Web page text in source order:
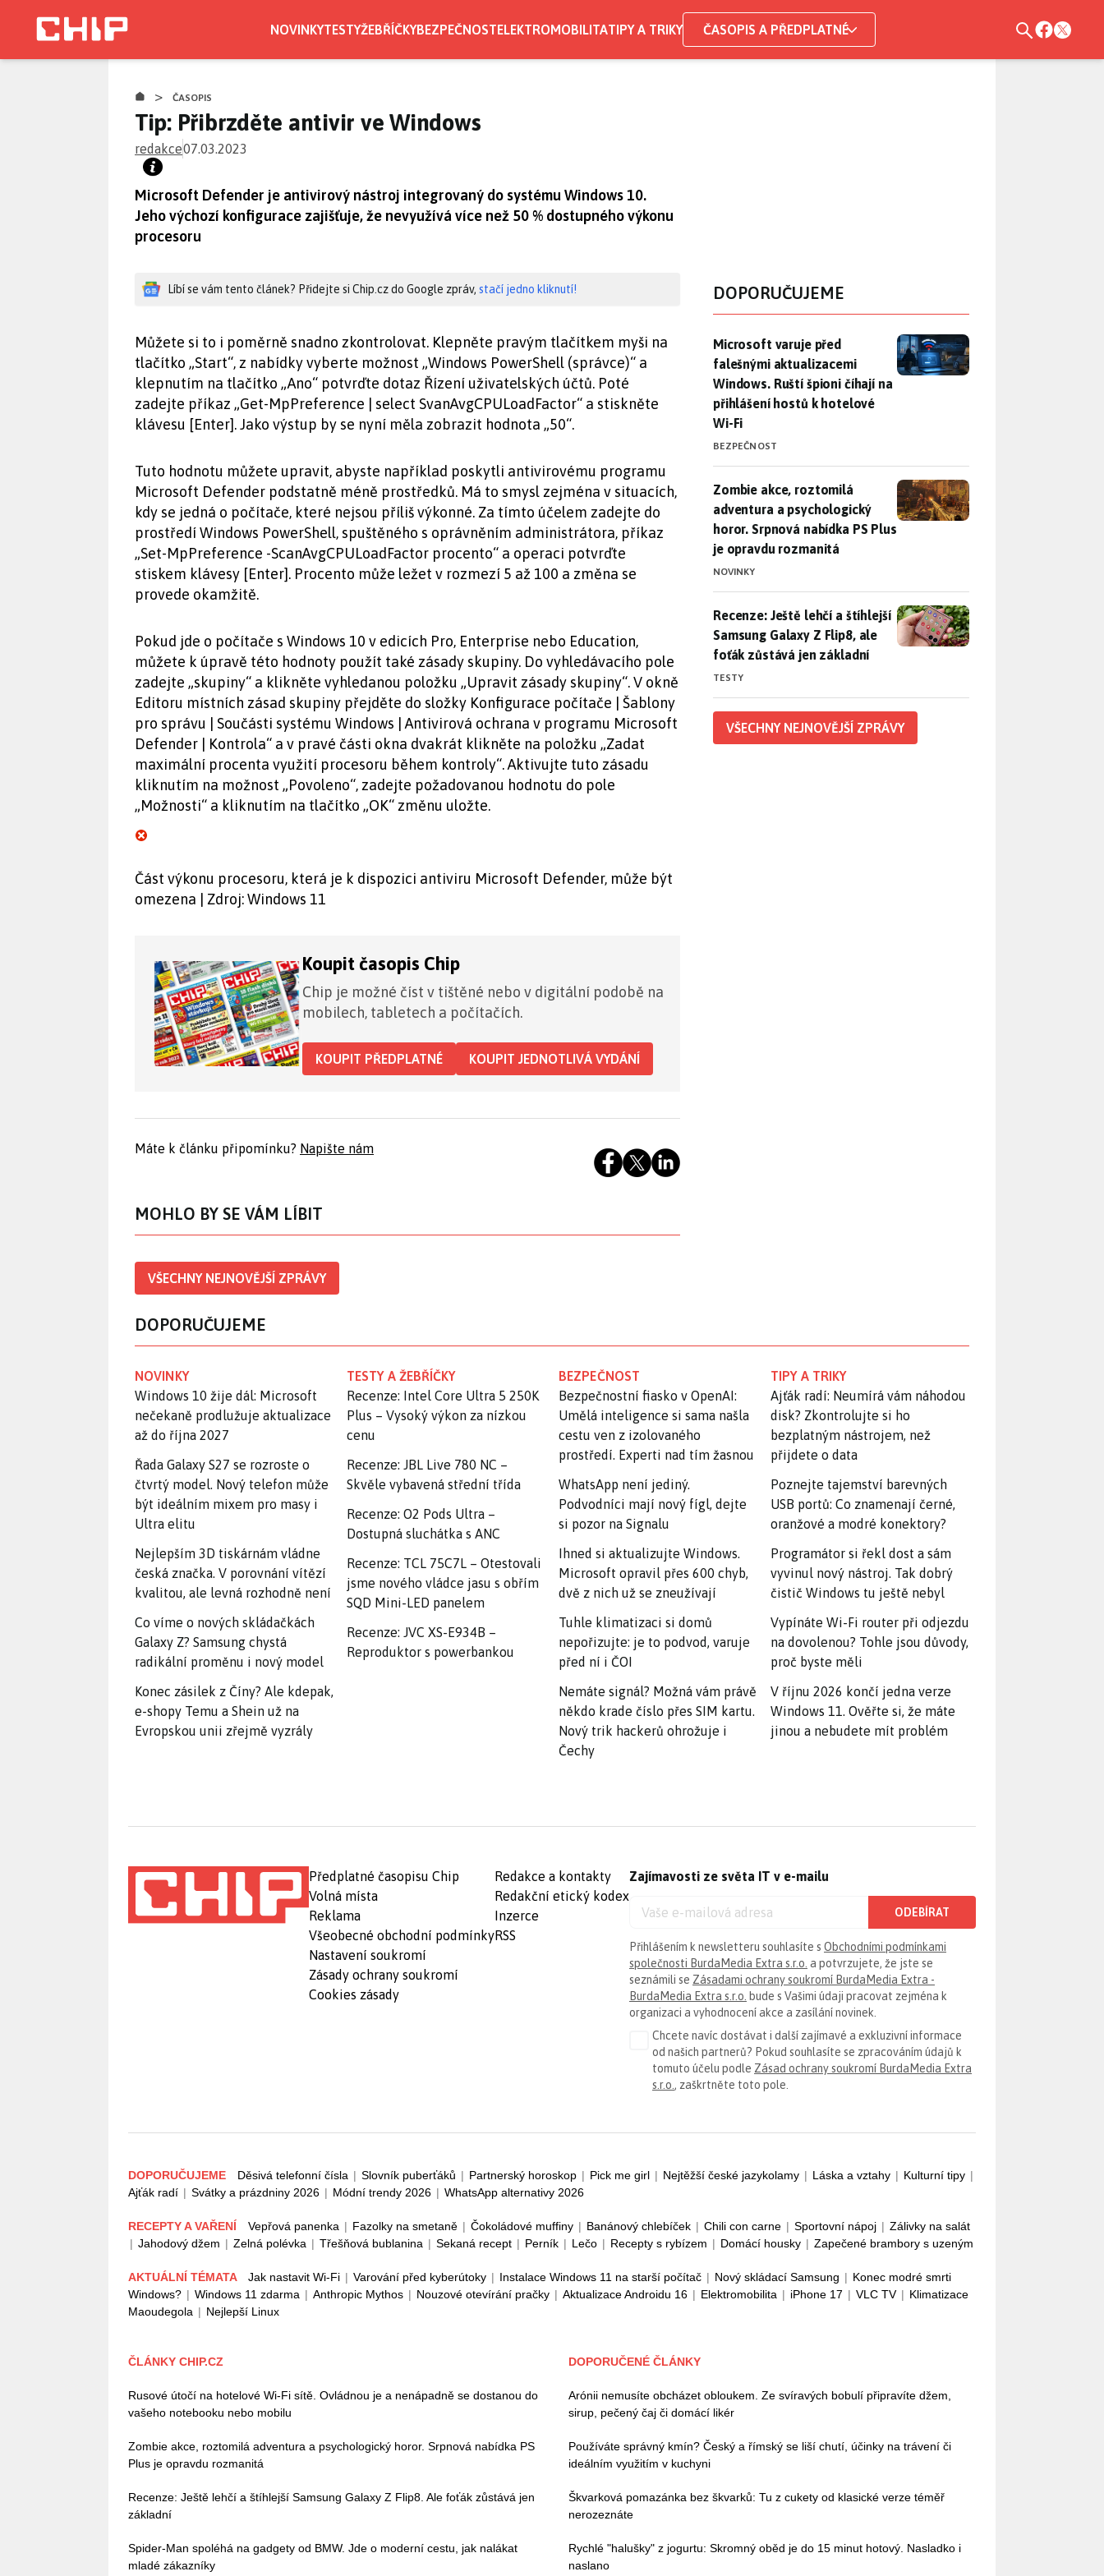
NOVINKYTESTYŽEBŘÍČKYBEZPEČNOSTELEKTROMOBILITATIPY A TRIKY ČASOPIS A PŘEDPLATNÉ
> ČASOPIS
Tip: Přibrzděte antivir ve Windows
redakce07.03.2023
Microsoft Defender je antivirový nástroj integrovaný do systému Windows 10.
Jeho výchozí konfigurace zajišťuje, že nevyužívá více než 50 % dostupného výkonu
procesoru
Líbí se vám tento článek? Přidejte si Chip.cz do Google zpráv, stačí jedno kliknutí!
Můžete si to i poměrně snadno zkontrolovat. Klepněte pravým tlačítkem myši na
tlačítko „Start“, z nabídky vyberte možnost „Windows PowerShell (správce)“ a
klepnutím na tlačítko „Ano“ potvrďte dotaz Řízení uživatelských účtů. Poté
zadejte příkaz „Get-MpPreference | select SvanAvgCPULoadFactor“ a stiskněte
klávesu [Enter]. Jako výstup by se nyní měla zobrazit hodnota „50“.
Tuto hodnotu můžete upravit, abyste například poskytli antivirovému programu
Microsoft Defender podstatně méně prostředků. Má to smysl zejména v situacích,
kdy se jedná o počítače, které nejsou příliš výkonné. Za tímto účelem zadejte do
prostředí Windows PowerShell, spuštěného s oprávněním administrátora, příkaz
„Set-MpPreference -ScanAvgCPULoadFactor procento“ a operaci potvrďte
stiskem klávesy [Enter]. Procento může ležet v rozmezí 5 až 100 a změna se
provede okamžitě.
Pokud jde o počítače s Windows 10 v edicích Pro, Enterprise nebo Education,
můžete k úpravě této hodnoty použít také zásady skupiny. Do vyhledávacího pole
zadejte „skupiny“ a klikněte vyhledanou položku „Upravit zásady skupiny“. V okně
Editoru místních zásad skupiny přejděte do složky Konfigurace počítače | Šablony
pro správu | Součásti systému Windows | Antivirová ochrana v programu Microsoft
Defender | Kontrola“ a v pravé části okna dvakrát klikněte na položku „Zadat
maximální procenta využití procesoru během kontroly“. Aktivujte tuto zásadu
kliknutím na možnost „Povoleno“, zadejte požadovanou hodnotu do pole
„Možnosti“ a kliknutím na tlačítko „OK“ změnu uložte.
Část výkonu procesoru, která je k dispozici antiviru Microsoft Defender, může být
omezena | Zdroj: Windows 11
Koupit časopis Chip
Chip je možné číst v tištěné nebo v digitální podobě na
mobilech, tabletech a počítačích.
KOUPIT PŘEDPLATNÉ KOUPIT JEDNOTLIVÁ VYDÁNÍ
Máte k článku připomínku? Napište nám
MOHLO BY SE VÁM LÍBIT
VŠECHNY NEJNOVĚJŠÍ ZPRÁVY
DOPORUČUJEME
Microsoft varuje před falešnými aktualizacemi Windows. Ruští
Microsoft varuje před
falešnými aktualizacemi
Windows. Ruští špioni číhají na
přihlášení hostů k hotelové
Wi-Fi
BEZPEČNOST
Zombie akce, roztomilá adventura a psychologický horor.
Zombie akce, roztomilá
adventura a psychologický
horor. Srpnová nabídka PS Plus
je opravdu rozmanitá
NOVINKY
Recenze: Ještě lehčí a štíhlejší Samsung Galaxy Z Flip8, ale foťák
Recenze: Ještě lehčí a štíhlejší
Samsung Galaxy Z Flip8, ale
foťák zůstává jen základní
TESTY
VŠECHNY NEJNOVĚJŠÍ ZPRÁVY
DOPORUČUJEME
NOVINKY
Windows 10 žije dál: Microsoft
nečekaně prodlužuje aktualizace
až do října 2027
Řada Galaxy S27 se rozroste o
čtvrtý model. Nový telefon může
být ideálním mixem pro masy i
Ultra elitu
Nejlepším 3D tiskárnám vládne
česká značka. V porovnání vítězí
kvalitou, ale levná rozhodně není
Co víme o nových skládačkách
Galaxy Z? Samsung chystá
radikální proměnu i nový model
Konec zásilek z Číny? Ale kdepak,
e-shopy Temu a Shein už na
Evropskou unii zřejmě vyzrály
TESTY A ŽEBŘÍČKY
Recenze: Intel Core Ultra 5 250K
Plus – Vysoký výkon za nízkou
cenu
Recenze: JBL Live 780 NC –
Skvěle vybavená střední třída
Recenze: O2 Pods Ultra –
Dostupná sluchátka s ANC
Recenze: TCL 75C7L – Otestovali
jsme nového vládce jasu s obřím
SQD Mini-LED panelem
Recenze: JVC XS-E934B –
Reproduktor s powerbankou
BEZPEČNOST
Bezpečnostní fiasko v OpenAI:
Umělá inteligence si sama našla
cestu ven z izolovaného
prostředí. Experti nad tím žasnou
WhatsApp není jediný.
Podvodníci mají nový fígl, dejte
si pozor na Signalu
Ihned si aktualizujte Windows.
Microsoft opravil přes 600 chyb,
dvě z nich už se zneužívají
Tuhle klimatizaci si domů
nepořizujte: je to podvod, varuje
před ní i ČOI
Nemáte signál? Možná vám právě
někdo krade číslo přes SIM kartu.
Nový trik hackerů ohrožuje i
Čechy
TIPY A TRIKY
Ajťák radí: Neumírá vám náhodou
disk? Zkontrolujte si ho
bezplatným nástrojem, než
přijdete o data
Poznejte tajemství barevných
USB portů: Co znamenají černé,
oranžové a modré konektory?
Programátor si řekl dost a sám
vyvinul nový nástroj. Tak dobrý
čistič Windows tu ještě nebyl
Vypínáte Wi-Fi router při odjezdu
na dovolenou? Tohle jsou důvody,
proč byste měli
V říjnu 2026 končí jedna verze
Windows 11. Ověřte si, že máte
jinou a nebudete mít problém
Předplatné časopisu Chip
Volná místa
Reklama
Všeobecné obchodní podmínky
Nastavení soukromí
Zásady ochrany soukromí
Cookies zásady
Redakce a kontakty
Redakční etický kodex
Inzerce
RSS
Zajímavosti ze světa IT v e-mailu
ODEBÍRAT
Přihlášením k newsletteru souhlasíte s Obchodními podmínkami
společnosti BurdaMedia Extra s.r.o. a potvrzujete, že jste se
seznámili se Zásadami ochrany soukromí BurdaMedia Extra -
BurdaMedia Extra s.r.o. bude s Vašimi údaji pracovat zejména k
organizaci a vyhodnocení akce a zasílání novinek.
Chcete navíc dostávat i další zajímavé a exkluzivní informace
od našich partnerů? Pokud souhlasíte se zpracováním údajů k
tomuto účelu podle Zásad ochrany soukromí BurdaMedia Extra
s.r.o. , zaškrtněte toto pole.
DOPORUČUJEME Děsivá telefonní čísla | Slovník puberťáků | Partnerský horoskop | Pick me girl | Nejtěžší české jazykolamy | Láska a vztahy | Kulturní tipy |
Ajťák radí | Svátky a prázdniny 2026 | Módní trendy 2026 | WhatsApp alternativy 2026
RECEPTY A VAŘENÍ Vepřová panenka | Fazolky na smetaně | Čokoládové muffiny | Banánový chlebíček | Chili con carne | Sportovní nápoj | Zálivky na salát
| Jahodový džem | Zelná polévka | Třešňová bublanina | Sekaná recept | Perník | Lečo | Recepty s rybízem | Domácí housky | Zapečené brambory s uzeným
AKTUÁLNÍ TÉMATA Jak nastavit Wi-Fi | Varování před kyberútoky | Instalace Windows 11 na starší počítač | Nový skládací Samsung | Konec modré smrti
Windows? | Windows 11 zdarma | Anthropic Mythos | Nouzové otevírání pračky | Aktualizace Androidu 16 | Elektromobilita | iPhone 17 | VLC TV | Klimatizace
Maoudegola | Nejlepší Linux
ČLÁNKY CHIP.CZ
Rusové útočí na hotelové Wi-Fi sítě. Ovládnou je a nenápadně se dostanou do
vašeho notebooku nebo mobilu
Zombie akce, roztomilá adventura a psychologický horor. Srpnová nabídka PS
Plus je opravdu rozmanitá
Recenze: Ještě lehčí a štíhlejší Samsung Galaxy Z Flip8. Ale foťák zůstává jen
základní
Spider-Man spoléhá na gadgety od BMW. Jde o moderní cestu, jak nalákat
mladé zákazníky
DOPORUČENÉ ČLÁNKY
Arónii nemusíte obcházet obloukem. Ze svíravých bobulí připravíte džem,
sirup, pečený čaj či domácí likér
Používáte správný kmín? Český a římský se liší chutí, účinky na trávení či
ideálním využitím v kuchyni
Škvarková pomazánka bez škvarků: Tu z cukety od klasické verze téměř
nerozeznáte
Rychlé "halušky" z jogurtu: Skromný oběd je do 15 minut hotový. Nasladko i
naslano